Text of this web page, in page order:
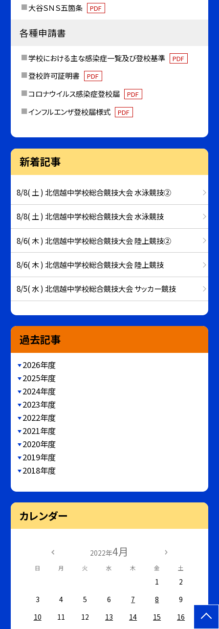
大谷ＳＮＳ五箇条
PDF
各種申請書
学校における主な感染症一覧及び登校基準 PDF
登校許可証明書 PDF
コロナウイルス感染症登校届 PDF
インフルエンザ登校届様式 PDF
新着記事
8/8( 土 ) 北信越中学校総合競技大会 水泳競技②
8/8( 土 ) 北信越中学校総合競技大会 水泳競技
8/6( 木 ) 北信越中学校総合競技大会 陸上競技②
8/6( 木 ) 北信越中学校総合競技大会 陸上競技
8/5( 水 ) 北信越中学校総合競技大会 サッカー競技
過去記事
2026年度
2025年度
2024年度
2023年度
2022年度
2021年度
2020年度
2019年度
2018年度
カレンダー
2022年4月
日 月 火 水 木 金 土
1
2
3
4 5 6 7 8
9
10
11 12 13 14 15 16